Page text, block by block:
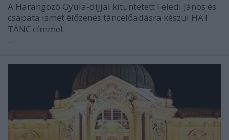
A Harangozó Gyula-díjjal kitüntetett Feledi János és
csapata ismét élőzenés táncelőadásra készül HAT
TÁNC címmel.
...